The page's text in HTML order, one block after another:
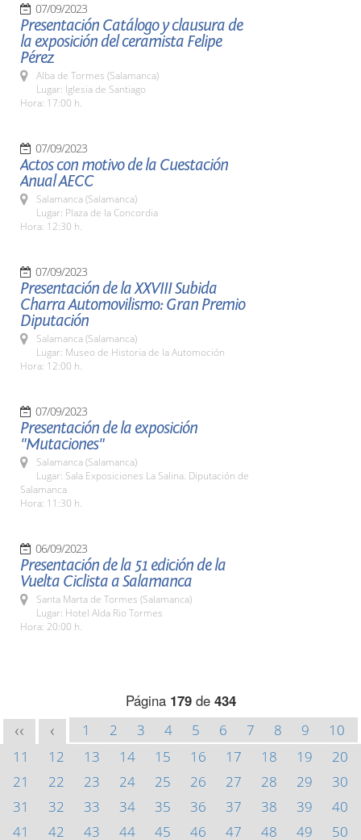
07/09/2023
Presentación Catálogo y clausura de
la exposición del ceramista Felipe
Pérez
Alba de Tormes (Salamanca)
Lugar: Iglesia de Santiago
Hora: 17:00 h.
07/09/2023
Actos con motivo de la Cuestación
Anual AECC
Salamanca (Salamanca)
Lugar: Plaza de la Concordia
Hora: 12:30 h.
07/09/2023
Presentación de la XXVIII Subida
Charra Automovilismo: Gran Premio
Diputación
Salamanca (Salamanca)
Lugar: Museo de Historia de la Automoción
Hora: 12:00 h.
07/09/2023
Presentación de la exposición
"Mutaciones"
Salamanca (Salamanca)
Lugar: Sala Exposiciones La Salina. Diputación de
Salamanca
Hora: 11:30 h.
06/09/2023
Presentación de la 51 edición de la
Vuelta Ciclista a Salamanca
Santa Marta de Tormes (Salamanca)
Lugar: Hotel Alda Rio Tormes
Hora: 20:00 h.
Página 179de 434
<< < 1 2 3 4 5 6 7 8 9
10
11
12 13 14 15 16 17 18 19
20
21
22 23 24 25 26 27 28 29
30
31
32 33 34 35 36 37 38 39
40
41
42 43 44 45 46 47 48 49
50